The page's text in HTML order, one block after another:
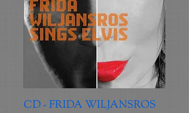
CD - FRIDA WILJANSROS